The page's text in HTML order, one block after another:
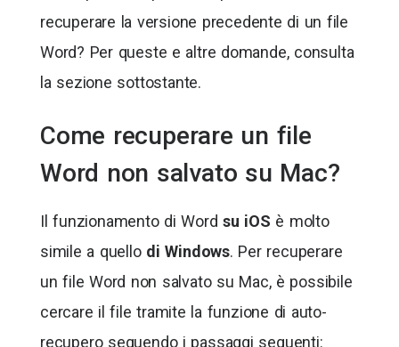
recuperare la versione precedente di un file
Word? Per queste e altre domande, consulta
la sezione sottostante.
Come recuperare un file
Word non salvato su Mac?
Il funzionamento di Wordsu iOS è molto
simile a quellodi Windows. Per recuperare
un file Word non salvato su Mac, è possibile
cercare il file tramite la funzione di auto-
recupero seguendo i passaggi seguenti: